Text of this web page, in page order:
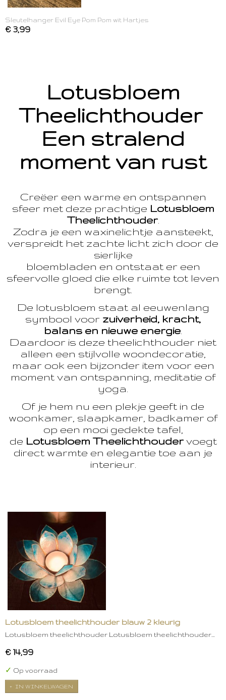
Sleutelhanger Evil Eye Pom Pom wit Hartjes
€ 3,99
Lotusbloem
Theelichthouder
Een stralend
moment van rust
Creëer een warme en ontspannen
sfeer met deze prachtige Lotusbloem
Theelichthouder.
Zodra je een waxinelichtje aansteekt,
verspreidt het zachte licht zich door de
sierlijke
bloembladen en ontstaat er een
sfeervolle gloed die elke ruimte tot leven
brengt.
De lotusbloem staat al eeuwenlang
symbool voor zuiverheid, kracht,
balans en nieuwe energie
Daardoor is deze theelichthouder niet
alleen een stijlvolle woondecoratie,
maar ook een bijzonder item voor een
moment van ontspanning, meditatie of
yoga.
Of je hem nu een plekje geeft in de
woonkamer, slaapkamer, badkamer of
op een mooi gedekte tafel,
de Lotusbloem Theelichthoudervoegt
direct warmte en elegantie toe aan je
interieur.
Lotusbloem theelichthouder blauw 2 kleurig
Lotusbloem theelichthouder Lotusbloem theelichthouder…
€ 14,99
✓ Op voorraad
IN WINKELWAGEN